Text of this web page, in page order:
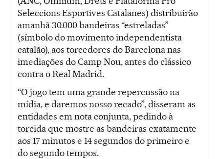
Seleccions Esportives Catalanes) distribuirão
amanhã 30.000 bandeiras “estreladas”
(símbolo do movimento independentista
catalão), aos torcedores do Barcelona nas
imediações do Camp Nou, antes do clássico
contra o Real Madrid.
“O jogo tem uma grande repercussão na
mídia, e daremos nosso recado”, disseram as
entidades em nota conjunta, pedindo à
torcida que mostre as bandeiras exatamente
aos 17 minutos e 14 segundos do primeiro e
do segundo tempos.